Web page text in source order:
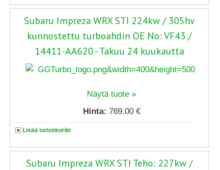
Subaru Impreza WRX STI 224kw / 305hv
kunnostettu turboahdin OE No: VF43 /
14411-AA620 - Takuu 24 kuukautta
Näytä tuote »
Hinta: 769.00 €
Lisää ostoskoriin
Subaru Impreza WRX STI Teho: 227kw /